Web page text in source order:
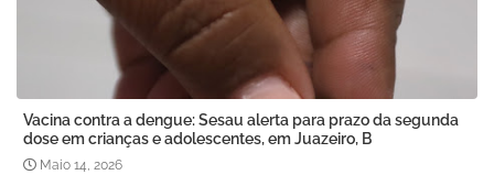
Vacina contra a dengue: Sesau alerta para prazo da segunda
dose em crianças e adolescentes, em Juazeiro, B
Maio 14, 2026